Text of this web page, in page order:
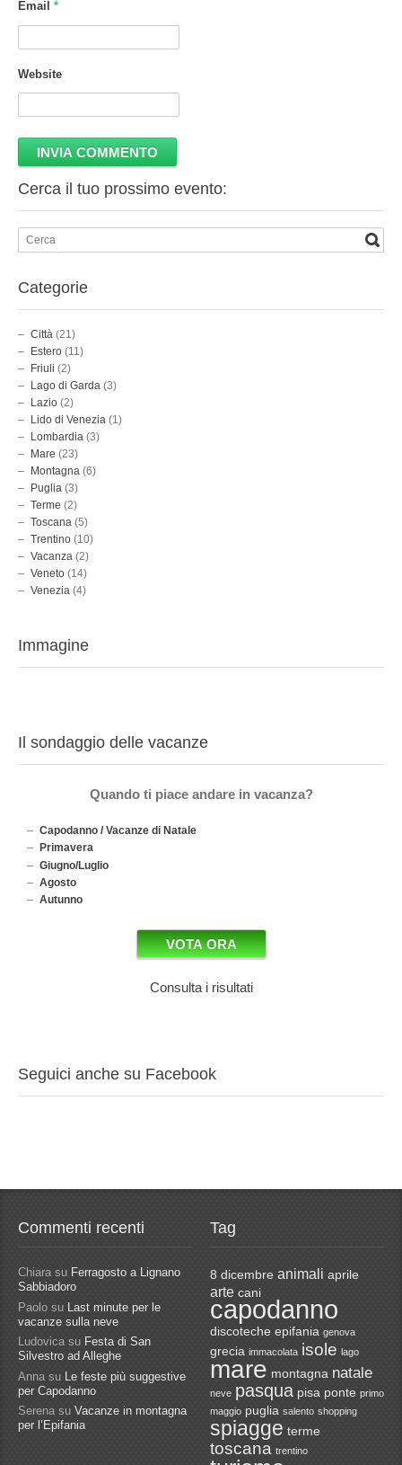
Email *
Website
Cerca il tuo prossimo evento:
Categorie
Città (21)
Estero (11)
Friuli (2)
Lago di Garda (3)
Lazio (2)
Lido di Venezia (1)
Lombardia (3)
Mare (23)
Montagna (6)
Puglia (3)
Terme (2)
Toscana (5)
Trentino (10)
Vacanza (2)
Veneto (14)
Venezia (4)
Immagine
Il sondaggio delle vacanze
Quando ti piace andare in vacanza?
Capodanno / Vacanze di Natale
Primavera
Giugno/Luglio
Agosto
Autunno
Consulta i risultati
Seguici anche su Facebook
Commenti recenti
Chiarasu Ferragosto a Lignano
Sabbiadoro
Paolo su
Last minute per le
vacanze sulla neve
Ludovica su Festa di San
Silvestro ad Alleghe
Anna su
Le feste più suggestive
per Capodanno
Serena su Vacanze in montagna
per l’Epifania
Tag
8 dicembre animali aprile
arte cani
capodanno
discoteche epifania genova
grecia immacolata isole lago
mare montagna natale
neve pasqua pisa ponte primo
maggio puglia salento shopping
spiagge terme
toscana trentino